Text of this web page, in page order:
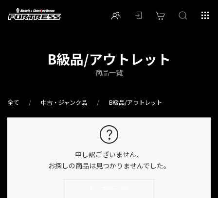
B級品/アウトレット
商品一覧
全て 中古・ジャンク品 B級品/アウトレット
申し訳ございません、
お探しの商品は見つかりませんでした。